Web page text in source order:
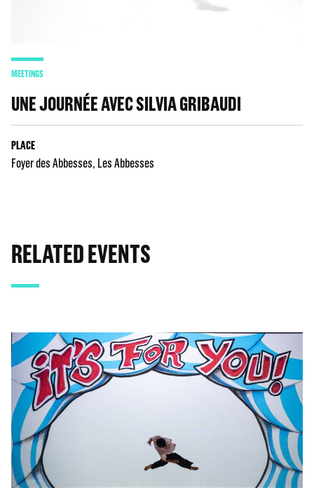
MEETINGS
UNE JOURNÉE AVEC SILVIA GRIBAUDI
PLACE
Foyer des Abbesses Les Abbesses
RELATED EVENTS